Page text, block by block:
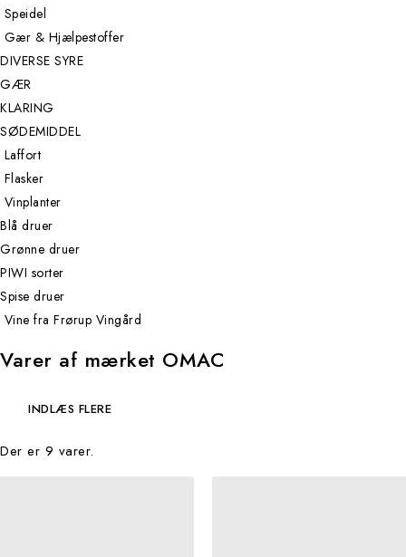
Speidel
Gær & Hjælpestoffer
DIVERSE SYRE
GÆR
KLARING
SØDEMIDDEL
Laffort
Flasker
Vinplanter
Blå druer
Grønne druer
PIWI sorter
Spise druer
Vine fra Frørup Vingård
Varer af mærket OMAC
Ryd
INDLÆS FLERE
Der er 9 varer.